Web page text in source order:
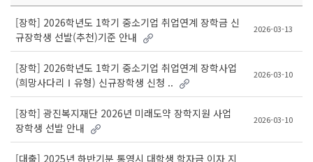
[장학] 2026학년도 1학기 중소기업 취업연계 장학금 신
규장학생 선발(추천)기준 안내
2026-03-13
[장학] 2026학년도 1학기 중소기업 취업연계 장학사업
(희망사다리Ⅰ유형) 신규장학생 신청 ..
2026-03-10
[장학] 광진복지재단 2026년 미래도약 장학지원 사업
장학생 선발 안내
2026-03-10
[대출] 2025년 하반기분 통영시 대학생 학자금 이자 지